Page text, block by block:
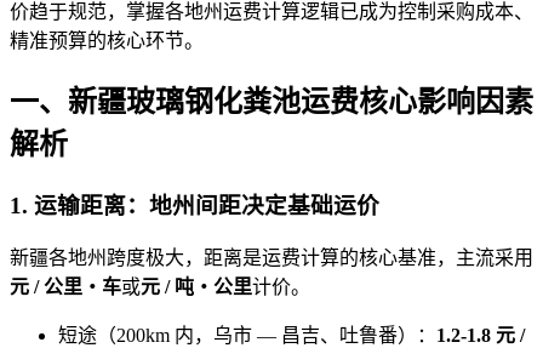
价趋于规范，掌握各地州运费计算逻辑已成为控制采购成本、
精准预算的核心环节。
一、 新疆玻璃钢化粪池运费核心影响因素
解析
1. 运输距离：地州间距决定基础运价
新疆各地州跨度极大，距离是运费计算的核心基准，主流采用
元 / 公里・车或元 / 吨・公里计价。
短途（200km 内，乌市 — 昌吉、吐鲁番）： 1.2-1.8 元 /